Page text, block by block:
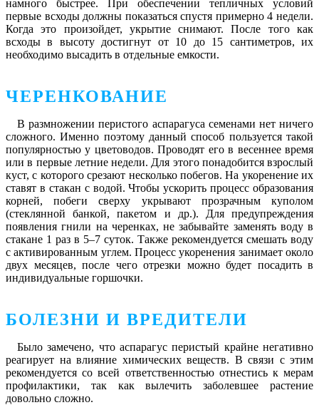
намного быстрее. При обеспечении тепличных условий
первые всходы должны показаться спустя примерно 4 недели.
Когда это произойдет, укрытие снимают. После того как
всходы в высоту достигнут от 10 до 15 сантиметров, их
необходимо высадить в отдельные емкости.
ЧЕРЕНКОВАНИЕ
В размножении перистого аспарагуса семенами нет ничего
сложного. Именно поэтому данный способ пользуется такой
популярностью у цветоводов. Проводят его в весеннее время
или в первые летние недели. Для этого понадобится взрослый
куст, с которого срезают несколько побегов. На укоренение их
ставят в стакан с водой. Чтобы ускорить процесс образования
корней, побеги сверху укрывают прозрачным куполом
(стеклянной банкой, пакетом и др.). Для предупреждения
появления гнили на черенках, не забывайте заменять воду в
стакане 1 раз в 5–7 суток. Также рекомендуется смешать воду
с активированным углем. Процесс укоренения занимает около
двух месяцев, после чего отрезки можно будет посадить в
индивидуальные горшочки.
БОЛЕЗНИ И ВРЕДИТЕЛИ
Было замечено, что аспарагус перистый крайне негативно
реагирует на влияние химических веществ. В связи с этим
рекомендуется со всей ответственностью отнестись к мерам
профилактики, так как вылечить заболевшее растение
довольно сложно.